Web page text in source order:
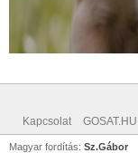
Kapcsolat
Magyar fordítás: Sz.Gábor